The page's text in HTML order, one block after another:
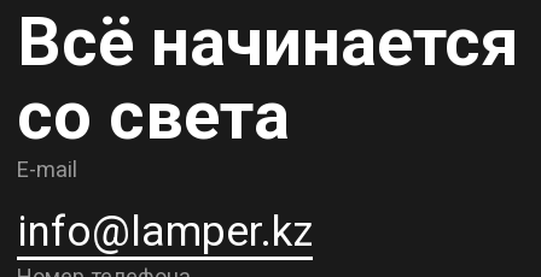
Контакты
О компании
Рассрочка и кредит
к5
Адрес шоурума в г. Астана